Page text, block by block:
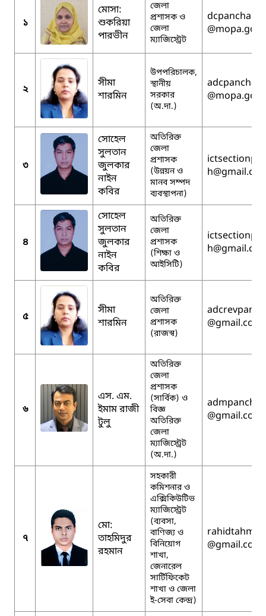
১
মোসা:
শুকরিয়া
পারভীন
জেলা
প্রশাসক ও
জেলা
ম্যাজিস্ট্রেট
২
সীমা
শারমিন
উপপরিচালক,
স্থানীয়
সরকার
(অ.দা.)
৩
সোহেল
সুলতান
জুলকার
নাইন
কবির
অতিরিক্ত
জেলা
প্রশাসক
(উন্নয়ন ও
মানব সম্পদ
ব্যবস্থাপনা)
h
৪
সোহেল
সুলতান
জুলকার
নাইন
কবির
অতিরিক্ত
জেলা
প্রশাসক
(শিক্ষা ও
আইসিটি)
h
৫
সীমা
শারমিন
অতিরিক্ত
জেলা
প্রশাসক
(রাজস্ব)
@gmail.com
৬
এস. এম.
ইমাম রাজী
টুলু
অতিরিক্ত
জেলা
প্রশাসক
(সার্বিক) ও
বিজ্ঞ
অতিরিক্ত
জেলা
ম্যাজিস্ট্রেট
(অ.দা.)
@gmail.com
৭
মো:
তাহমিদুর
রহমান
সহকারী
কমিশনার ও
এক্সিকিউটিভ
ম্যাজিস্ট্রেট
(ব্যবসা,
বাণিজ্য ও
বিনিয়োগ
শাখা,
জেনারেল
সার্টিফিকেট
শাখা ও জেলা
ই-সেবা কেন্দ্র)
@gmail.com